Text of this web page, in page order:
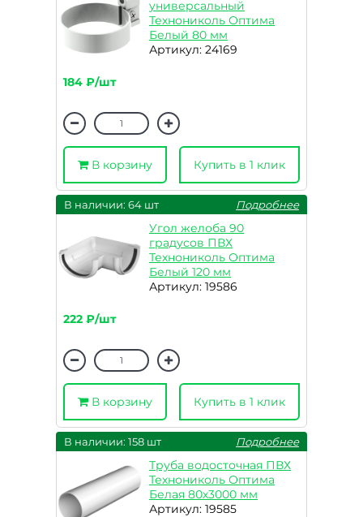
универсальный
Технониколь Оптима
Белый 80 мм
Артикул: 24169
184 ₽/шт
В корзину Купить в 1 клик
В наличии: 64 шт Подробнее
Угол желоба 90
градусов ПВХ
Технониколь Оптима
Белый 120 мм
Артикул: 19586
222 ₽/шт
В корзину Купить в 1 клик
В наличии: 158 шт Подробнее
Труба водосточная ПВХ
Технониколь Оптима
Белая 80х3000 мм
Артикул: 19585